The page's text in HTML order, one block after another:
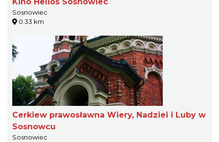
Sosnowiec
0.33 km
Cerkiew prawosławna Wiery, Nadziei i Luby w
Sosnowcu
Sosnowiec